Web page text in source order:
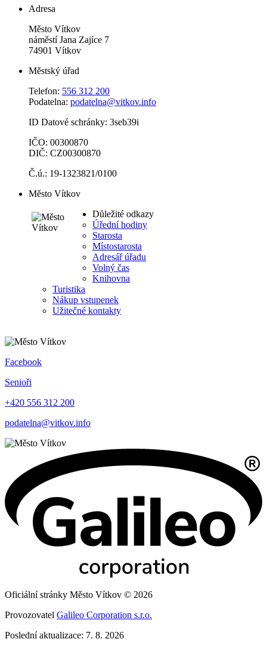
Adresa
Město Vítkov
náměstí Jana Zajíce 7
74901 Vítkov
Městský úřad
Telefon: 556 312 200
Podatelna: podatelna@vitkov.info
ID Datové schránky: 3seb39i
IČO: 00300870
DIČ: CZ00300870
Č.ú.: 19-1323821/0100
Město Vítkov
Důležité odkazy
Úřední hodiny
Starosta
Místostarosta
Adresář úřadu
Volný čas
Knihovna
Turistika
Nákup vstupenek
Užitečné kontakty
Facebook
Senioři
+420 556 312 200
podatelna@vitkov.info
Oficiální stránky Město Vítkov © 2026
Provozovatel Galileo Corporation s.r.o.
Poslední aktualizace: 7. 8. 2026